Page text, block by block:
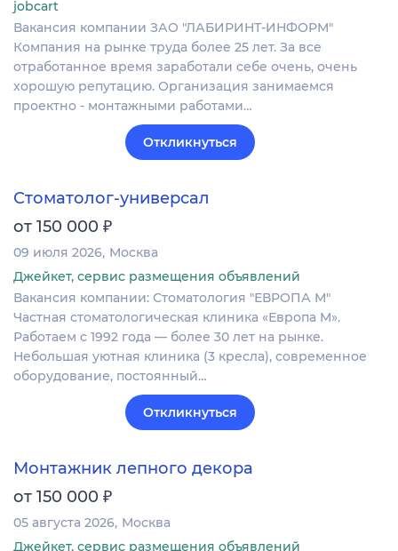
jobcart
Вакансия компании ЗАО "ЛАБИРИНТ-ИНФОРМ"
Компания на рынке труда более 25 лет. За все
отработанное время заработали себе очень, очень
хорошую репутацию. Организация занимаемся
проектно - монтажными работами…
Откликнуться
Стоматолог-универсал
от 150 000 ₽
09 июля 2026 Москва
Джейкет, сервис размещения объявлений
Вакансия компании: Стоматология "ЕВРОПА М"
Частная стоматологическая клиника «Европа М».
Работаем с 1992 года — более 30 лет на рынке.
Небольшая уютная клиника (3 кресла), современное
оборудование, постоянный…
Откликнуться
Монтажник лепного декора
от 150 000 ₽
05 августа 2026 Москва
Джейкет, сервис размещения объявлений